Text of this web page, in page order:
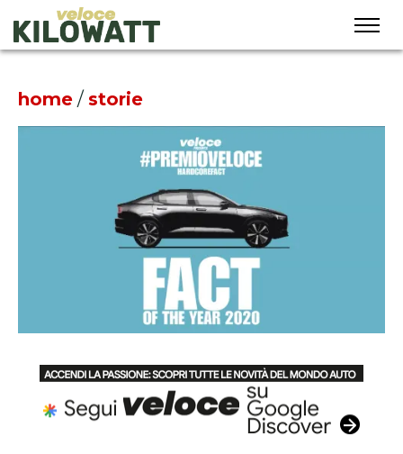
home / storie